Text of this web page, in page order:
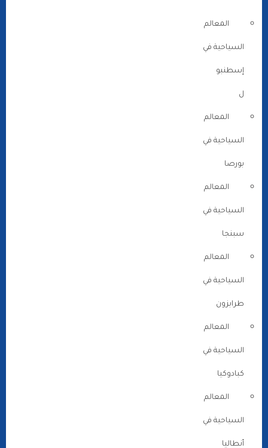
المعالم
السياحية في
إسطنبو
ل
المعالم
السياحية في
بورصا
المعالم
السياحية في
سبنجا
المعالم
السياحية في
طرابزون
المعالم
السياحية في
كبادوكيا
المعالم
السياحية في
أنطاليا